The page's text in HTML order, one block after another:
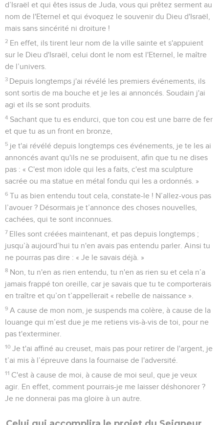
d’Israël et qui êtes issus de Juda, vous qui prêtez serment au
nom de l'Eternel et qui évoquez le souvenir du Dieu d'Israël,
mais sans sincérité ni droiture !
2 En effet, ils tirent leur nom de la ville sainte et s'appuient
sur le Dieu d'Israël, celui dont le nom est l'Eternel, le maître
de l’univers.
3 Depuis longtemps j'ai révélé les premiers événements, ils
sont sortis de ma bouche et je les ai annoncés. Soudain j'ai
agi et ils se sont produits.
4 Sachant que tu es endurci, que ton cou est une barre de fer
et que tu as un front en bronze,
5 je t'ai révélé depuis longtemps ces événements, je te les ai
annoncés avant qu'ils ne se produisent, afin que tu ne dises
pas : « C'est mon idole qui les a faits, c'est ma sculpture
sacrée ou ma statue en métal fondu qui les a ordonnés. »
6 Tu as bien entendu tout cela, constate-le ! N’allez-vous pas
l’avouer ? Désormais je t’annonce des choses nouvelles,
cachées, qui te sont inconnues.
7 Elles sont créées maintenant, et pas depuis longtemps ;
jusqu’à aujourd’hui tu n'en avais pas entendu parler. Ainsi tu
ne pourras pas dire : « Je le savais déjà. »
8 Non, tu n'en as rien entendu, tu n'en as rien su et cela n’a
jamais frappé ton oreille, car je savais que tu te comporterais
en traître et qu’on t’appellerait « rebelle de naissance ».
9 A cause de mon nom, je suspends ma colère, à cause de la
louange qui m’est due je me retiens vis-à-vis de toi, pour ne
pas t'exterminer.
10 Je t'ai affiné au creuset, mais pas pour retirer de l'argent, je
t’ai mis à l’épreuve dans la fournaise de l'adversité.
11 C'est à cause de moi, à cause de moi seul, que je veux
agir. En effet, comment pourrais-je me laisser déshonorer ?
Je ne donnerai pas ma gloire à un autre.